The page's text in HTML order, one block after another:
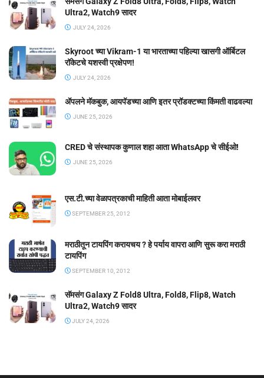
Ultra2, Watch9 सादर
JULY 24, 2026
Skyroot च्या Vikram-1 या भारताच्या पहिल्या खासगी ऑर्बिटल
रॉकेटचे यशस्वी प्रक्षेपण!
JULY 24, 2026
ॲपलने मॅकबुक, आयपॅडच्या आणि इतर प्रॉडक्टच्या किंमती वाढवल्या
JUNE 25, 2026
CRED चे संस्थापक कुणाल शहा आता WhatsApp चे सीईओ!
JUNE 25, 2026
एस.टी.च्या वेळापत्रकाची माहिती आता मोबाईलवर
SEPTEMBER 25, 2012
मराठीतून टायपिंग करायचय ? हे पर्याय वापरा आणि सुरू करा मराठी
टायपिंग
SEPTEMBER 10, 2012
सॅमसंग Galaxy Z Fold8 Ultra, Fold8, Flip8, Watch
Ultra2, Watch9 सादर
JULY 24, 2026